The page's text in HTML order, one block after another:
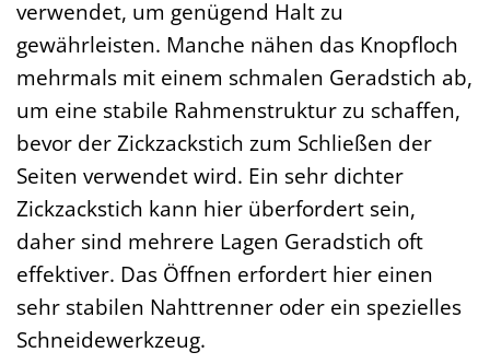
verwendet, um genügend Halt zu
gewährleisten. Manche nähen das Knopfloch
mehrmals mit einem schmalen Geradstich ab,
um eine stabile Rahmenstruktur zu schaffen,
bevor der Zickzackstich zum Schließen der
Seiten verwendet wird. Ein sehr dichter
Zickzackstich kann hier überfordert sein,
daher sind mehrere Lagen Geradstich oft
effektiver. Das Öffnen erfordert hier einen
sehr stabilen Nahttrenner oder ein spezielles
Schneidewerkzeug.